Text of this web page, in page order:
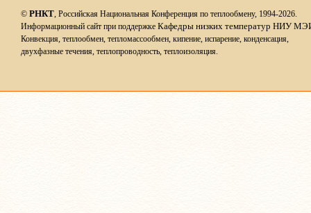
© РНКТ, Российская Национальная Конференция по теплообмену, 1994-2026.
Информационный сайт при поддержке Кафедры низких температур НИУ
Конвекция, теплообмен, тепломассообмен, кипение, испарение, конденсация,
двухфазные течения, теплопроводность, теплоизоляция.